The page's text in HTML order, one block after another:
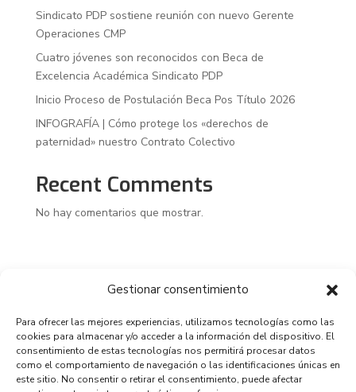
Gestionar consentimiento
Para ofrecer las mejores experiencias, utilizamos tecnologías como las
cookies para almacenar y/o acceder a la información del dispositivo. El
consentimiento de estas tecnologías nos permitirá procesar datos
como el comportamiento de navegación o las identificaciones únicas en
este sitio. No consentir o retirar el consentimiento, puede afectar
Sindicato PDP sostiene reunión con nuevo Gerente
Operaciones CMP
Cuatro jóvenes son reconocidos con Beca de
Excelencia Académica Sindicato PDP
Inicio Proceso de Postulación Beca Pos Título 2026
INFOGRAFÍA | Cómo protege los «derechos de
paternidad» nuestro Contrato Colectivo
Recent Comments
No hay comentarios que mostrar.